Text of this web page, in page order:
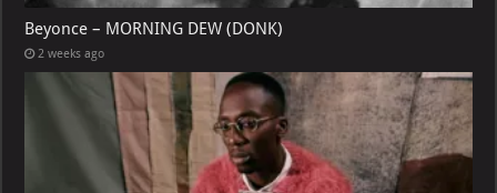
Beyonce – MORNING DEW (DONK)
2 weeks ago